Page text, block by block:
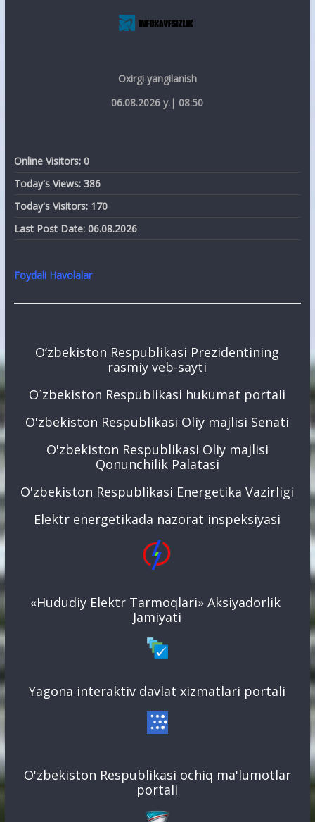
Oxirgi yangilanish
06.08.2026 y.| 08:50
Online Visitors: 0
Today's Views: 386
Today's Visitors: 170
Last Post Date: 06.08.2026
Foydali Havolalar
O‘zbekiston Respublikasi Prezidentining
rasmiy veb-sayti
O`zbekiston Respublikasi hukumat portali
O'zbekiston Respublikasi Oliy majlisi Senati
O'zbekiston Respublikasi Oliy majlisi
Qonunchilik Palatasi
O'zbekiston Respublikasi Energetika Vazirligi
Elektr energetikada nazorat inspeksiyasi
«Hududiy Elektr Tarmoqlari» Aksiyadorlik
Jamiyati
Yagona interaktiv davlat xizmatlari portali
O'zbekiston Respublikasi ochiq ma'lumotlar
portali